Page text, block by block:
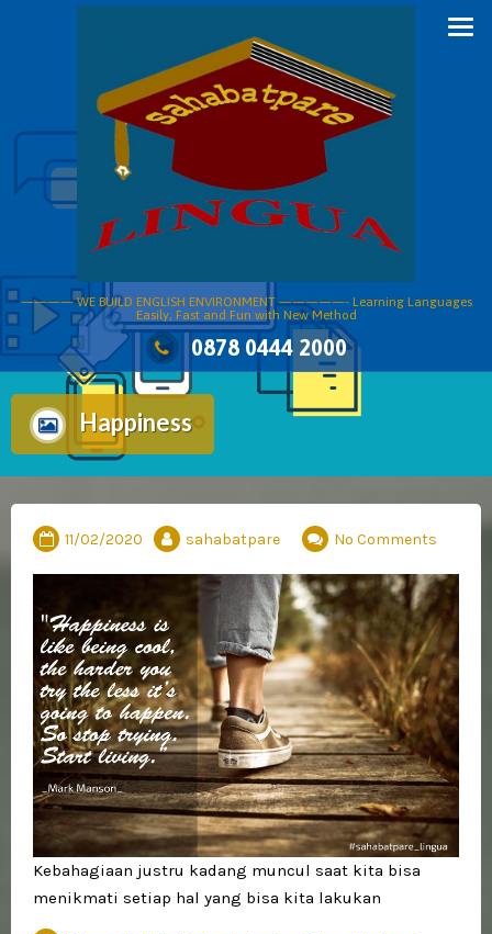
———— WE BUILD ENGLISH ENVIRONMENT —————- Learning Languages
Easily, Fast and Fun with New Method
0878 0444 2000
Happiness
11/02/2020 sahabatpare No Comments
Kebahagiaan justru kadang muncul saat kita bisa
menikmati setiap hal yang bisa kita lakukan